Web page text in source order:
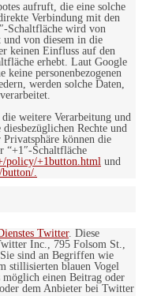
aufruft, die eine solche
Verbindung mit den
Schaltfläche wird von
von diesem in die
keinen Einfluss auf den
erhebt. Laut Google
personenbezogenen
werden solche Daten,
weitere Verarbeitung und
Rechte und
können die
“+1″-Schaltfläche
policy/+1button.html und
.
Twitter. Diese
Inc., 795 Folsom St.,
sind an Begriffen wie
stillisierten blauen Vogel
einen Beitrag oder
dem Anbieter bei Twitter